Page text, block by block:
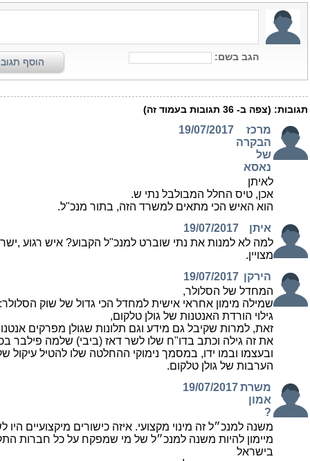
הגב בשם: הוסף
תגובות: (צפה ב- 36 תגובות בעמוד זה)
מרכז
הבקרה
של
נאסא
19/07/2017
לאיתן
אכן, טיס החלל המבולבל נתי ש.
הוא האיש הכי מתאים למשרד הזה, בתור מנכ"ל.
איתן
19/07/2017
למה לא למנות את נתי שוברט למנכ"ל הקבוע? איש רגוע
מצויין.
הירקן 19/07/2017
המחדל של הסלולר,
שמילה מימון אחראי אישית למחדל הכי גדול של שוק
גילוי הורדת האנטנות של גולן טלקום,
זאת, למרות שקיבל גם מידע וגם תלונות שגולן מפרקים
את זה גילה וכתב בדו"ח שלו לשר דאז (ביבי) שלמה פילבר
ובעצמו ובמו ידו, במסמך נימוקי ההחלטה שלו להטיל עיקול
הערבות של גולן טלקום.
משרת
אמון
?
19/07/2017
משנה למנכ״ל זה מינוי מקצועי. איזה כישורים מיקצועיים היו
מיימון להיות משנה למנכ״ל של מי שמפקח על כל חברות
בישראל